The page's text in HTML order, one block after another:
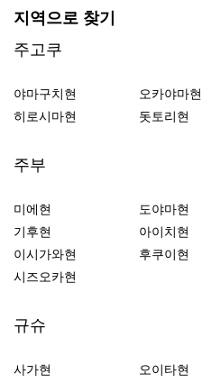
지역으로 찾기
주고쿠
야마구치현 오카야마현
히로시마현
돗토리현
주부
미에현 도야마현
기후현
아이치현
이시가와현
후쿠이현
시즈오카현
규슈
사가현 오이타현